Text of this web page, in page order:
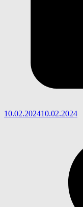
10.02.202410.02.2024